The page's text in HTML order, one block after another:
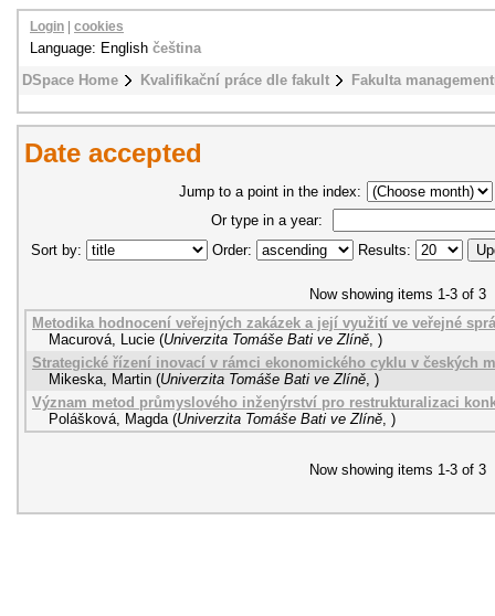
DSpace Home Kvalifikační práce dle fakult Fakulta
Login cookies
Language: English čeština
Date accepted
Jump to a point in the index:
Or type in a year:
Sort by:
Order: Results:
Now showing items 1-3 of 3
Metodika hodnocení veřejných zakázek a její využití ve veřejné
Macurová, Lucie (Univerzita Tomáše Bati ve Zlíně, )
Strategické řízení inovací v rámci ekonomického cyklu v českých
Mikeska, Martin (Univerzita Tomáše Bati ve Zlíně, )
Význam metod průmyslového inženýrství pro restrukturalizaci
Polášková, Magda (Univerzita Tomáše Bati ve Zlíně, )
Now showing items 1-3 of 3